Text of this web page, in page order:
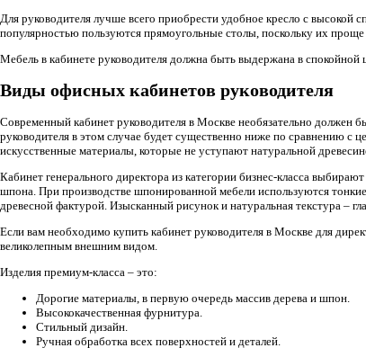
Для руководителя лучше всего приобрести удобное кресло с
популярностью пользуются прямоугольные столы, поскольку их
Мебель в кабинете руководителя должна быть выдержана в спокойной
Виды офисных кабинетов руководителя
Современный кабинет руководителя в Москве необязательно должен
руководителя в этом случае будет существенно ниже по сравнению с
искусственные материалы, которые не уступают натуральной
Кабинет генерального директора из категории бизнес-класса
шпона. При производстве шпонированной мебели используются
древесной фактурой. Изысканный рисунок и натуральная текстура –
Если вам необходимо купить кабинет руководителя в Москве для
великолепным внешним видом.
Изделия премиум-класса – это:
Дорогие материалы, в первую очередь массив дерева и шпон.
Высококачественная фурнитура.
Стильный дизайн.
Ручная обработка всех поверхностей и деталей.